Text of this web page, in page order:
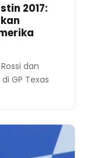
2017:
dan
GP Texas